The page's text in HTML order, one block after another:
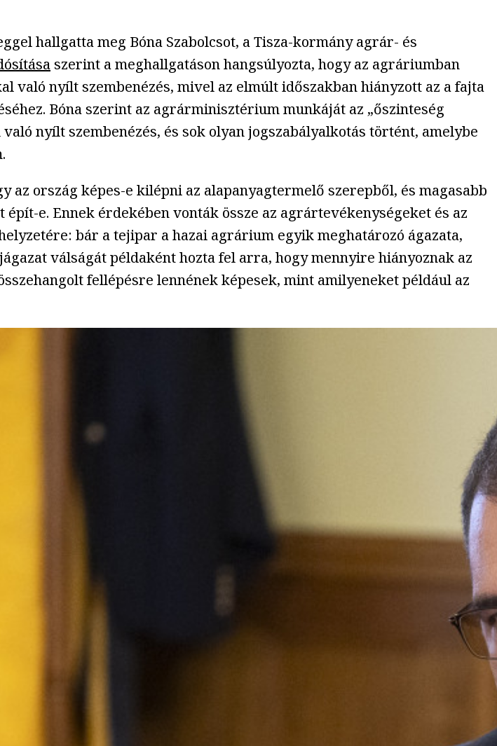
hallgatta meg Bóna Szabolcsot, a Tisza-kormány agrár- és
szerint a meghallgatáson hangsúlyozta, hogy az agráriumban
való nyílt szembenézés, mivel az elmúlt időszakban hiányzott az a fajta
Bóna szerint az agrárminisztérium munkáját az „őszinteség
nyílt szembenézés, és sok olyan jogszabályalkotás történt, amelybe
ország képes-e kilépni az alapanyagtermelő szerepből, és magasabb
e. Ennek érdekében vonták össze az agrártevékenységeket és az
bár a tejipar a hazai agrárium egyik meghatározó ágazata,
válságát példaként hozta fel arra, hogy mennyire hiányoznak az
fellépésre lennének képesek, mint amilyeneket például az